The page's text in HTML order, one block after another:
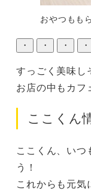
おやつもも
・ ・ ・ ・
すっごく美味し
お店の中もカフ
ここくん
ここくん、いつ
う！
これからも元気